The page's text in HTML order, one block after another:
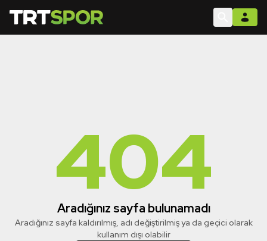
404
Aradığınız sayfa bulunamadı
Aradığınız sayfa kaldırılmış, adı değiştirilmiş ya da geçici olarak
kullanım dışı olabilir